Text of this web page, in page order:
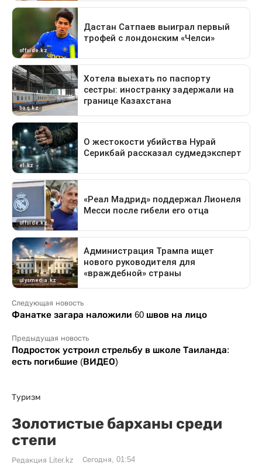
Следующая новость
Фанатке загара наложили 60 швов на лицо
Предыдущая новость
Подросток устроил стрельбу в школе Таиланда:
есть погибшие (ВИДЕО)
Туризм
Золотистые барханы среди
степи
Редакция Liter.kz Сегодня, 01:54